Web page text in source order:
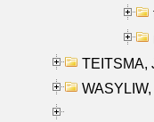
TEITSMA,